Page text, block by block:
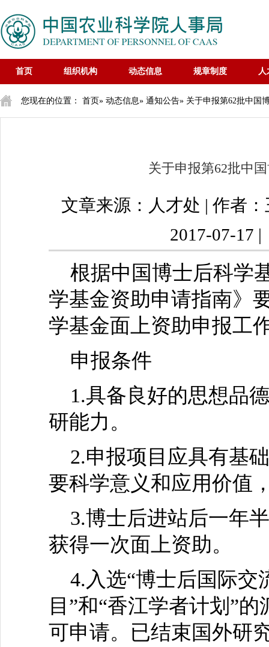
首页 组织机构 动态信息 规章制度 人
您现在的位置： 首页» 动态信息» 通知公告» 关于申报第62批中国
关于申报第62批中
文章来源：人才处 | 作者
2017-07-17
根据中国博士后科学
学基金资助申请指南》
学基金面上资助申报工
申报条件
1.具备良好的思想品
研能力。
2.申报项目应具有基
要科学意义和应用价值
3.博士后进站后一年
获得一次面上资助。
4.入选“博士后国际交
目”和“香江学者计划”
可申请。已结束国外研